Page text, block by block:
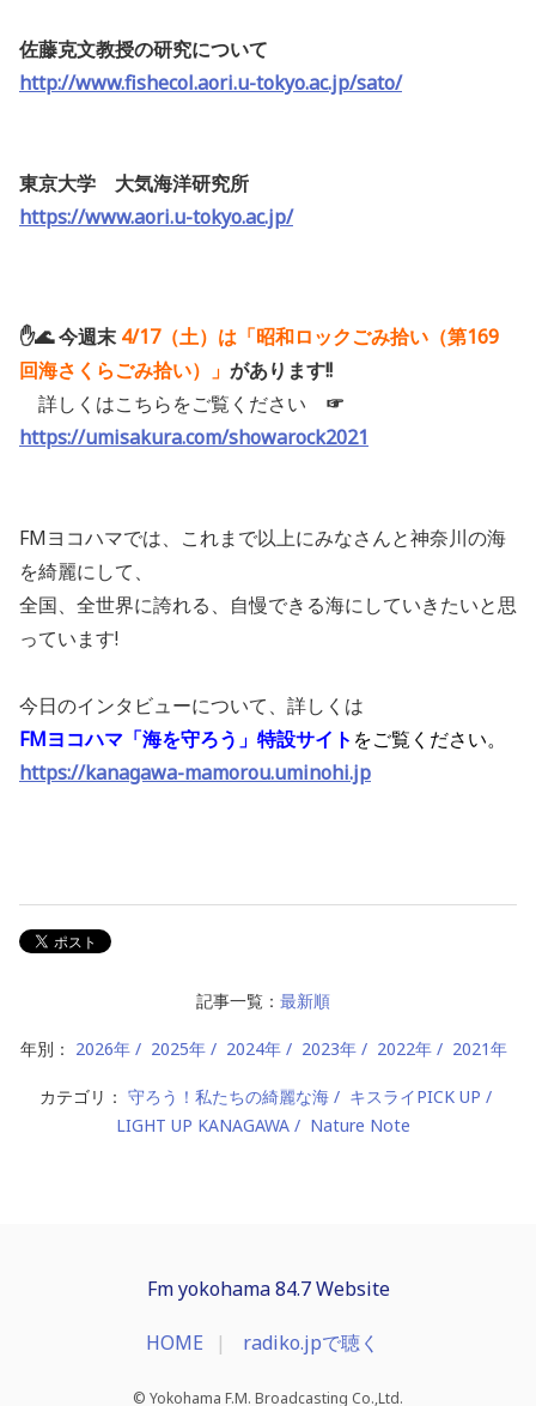
佐藤克文教授の研究について
http://www.fishecol.aori.u-tokyo.ac.jp/sato/
東京大学 大気海洋研究所
https://www.aori.u-tokyo.ac.jp/
✋🌊 今週末 4/17（土）は「昭和ロックごみ拾い（第169
回海さくらごみ拾い）」 があります!!
詳しくはこちらをご覧ください ☞
https://umisakura.com/showarock2021
FMヨコハマでは、これまで以上にみなさんと神奈川の海
を綺麗にして、
全国、全世界に誇れる、自慢できる海にしていきたいと思
っています!
今日のインタビューについて、詳しくは
FMヨコハマ「海を守ろう」特設サイト をご覧ください。
https://kanagawa-mamorou.uminohi.jp
記事一覧： 最新順
年別： 2026年 2025年 2024年 2023年 2022年 2021年
カテゴリ： 守ろう！私たちの綺麗な海
キスライPICK UP
LIGHT UP KANAGAWA
Nature Note
Fm yokohama 84.7 Website
HOME radiko.jpで聴く
© Yokohama F.M. Broadcasting Co.,Ltd.